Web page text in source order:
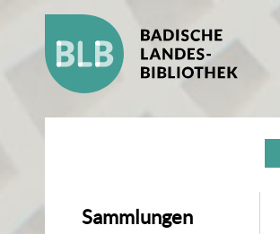
Sammlungen